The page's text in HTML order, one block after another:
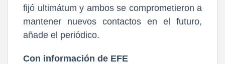
fijó ultimátum y ambos se comprometieron a
mantener nuevos contactos en el futuro,
añade el periódico.
Con información de EFE